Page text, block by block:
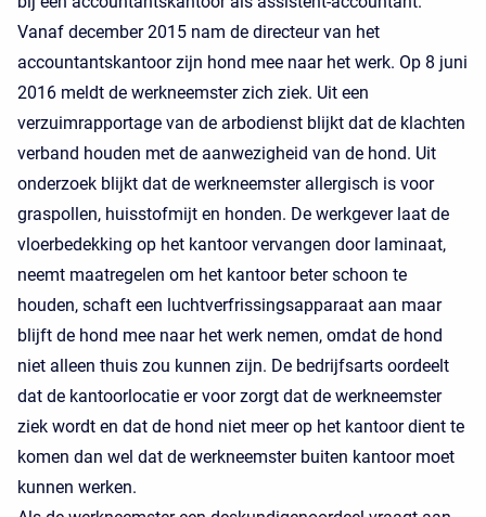
Vanaf december 2015 nam de directeur van het
accountantskantoor zijn hond mee naar het werk. Op 8 juni
2016 meldt de werkneemster zich ziek. Uit een
verzuimrapportage van de arbodienst blijkt dat de klachten
verband houden met de aanwezigheid van de hond. Uit
onderzoek blijkt dat de werkneemster allergisch is voor
graspollen, huisstofmijt en honden. De werkgever laat de
vloerbedekking op het kantoor vervangen door laminaat,
neemt maatregelen om het kantoor beter schoon te
houden, schaft een luchtverfrissingsapparaat aan maar
blijft de hond mee naar het werk nemen, omdat de hond
niet alleen thuis zou kunnen zijn. De bedrijfsarts oordeelt
dat de kantoorlocatie er voor zorgt dat de werkneemster
ziek wordt en dat de hond niet meer op het kantoor dient te
komen dan wel dat de werkneemster buiten kantoor moet
kunnen werken.